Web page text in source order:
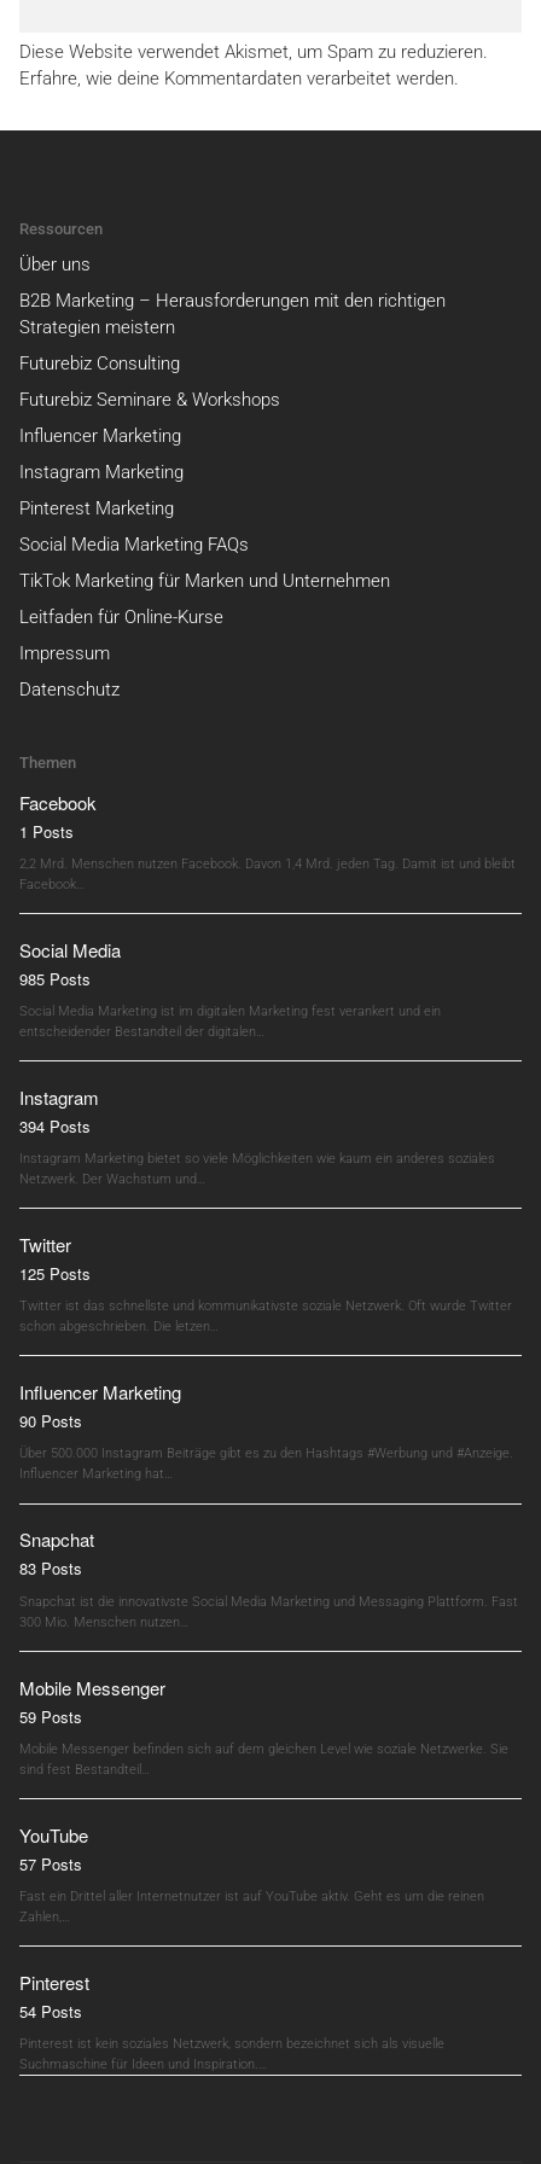
Diese Website verwendet Akismet, um Spam zu reduzieren.
Erfahre, wie deine Kommentardaten verarbeitet werden.
Ressourcen
Über uns
B2B Marketing – Herausforderungen mit den richtigen
Strategien meistern
Futurebiz Consulting
Futurebiz Seminare & Workshops
Influencer Marketing
Instagram Marketing
Pinterest Marketing
Social Media Marketing FAQs
TikTok Marketing für Marken und Unternehmen
Leitfaden für Online-Kurse
Impressum
Datenschutz
Themen
Facebook
1 Posts
2,2 Mrd. Menschen nutzen Facebook. Davon 1,4 Mrd. jeden Tag. Damit ist und bleibt
Facebook…
Social Media
985 Posts
Social Media Marketing ist im digitalen Marketing fest verankert und ein
entscheidender Bestandteil der digitalen…
Instagram
394 Posts
Instagram Marketing bietet so viele Möglichkeiten wie kaum ein anderes soziales
Netzwerk. Der Wachstum und…
Twitter
125 Posts
Twitter ist das schnellste und kommunikativste soziale Netzwerk. Oft wurde Twitter
schon abgeschrieben. Die letzen…
Influencer Marketing
90 Posts
Über 500.000 Instagram Beiträge gibt es zu den Hashtags #Werbung und #Anzeige.
Influencer Marketing hat…
Snapchat
83 Posts
Snapchat ist die innovativste Social Media Marketing und Messaging Plattform. Fast
300 Mio. Menschen nutzen…
Mobile Messenger
59 Posts
Mobile Messenger befinden sich auf dem gleichen Level wie soziale Netzwerke. Sie
sind fest Bestandteil…
YouTube
57 Posts
Fast ein Drittel aller Internetnutzer ist auf YouTube aktiv. Geht es um die reinen
Zahlen,…
Pinterest
54 Posts
Pinterest ist kein soziales Netzwerk, sondern bezeichnet sich als visuelle
Suchmaschine für Ideen und Inspiration.…